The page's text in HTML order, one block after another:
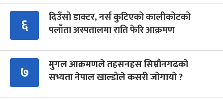
६
दिउँसो डाक्टर, नर्स कुटिएको कालीकोटको
पलाँता अस्पतालमा राति फेरि आक्रमण
७
मुगल आक्रमणले तहसनहस सिम्रौनगढको
सभ्यता नेपाल खाल्डोले कसरी जोगायो ?